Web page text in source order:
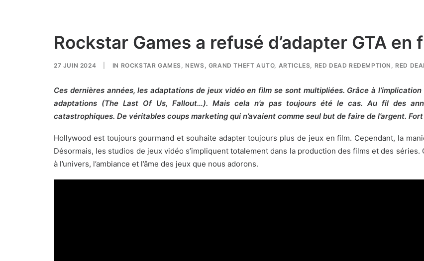
Rockstar Games a refusé d’adapter GTA en
27 JUIN 2024 IN ROCKSTAR GAMES, NEWS, GRAND THEFT AUTO, ARTICLES, RED DEAD REDEMPTION , RED
Ces dernières années, les adaptations de jeux vidéo en film se sont multipliées. Grâce à
adaptations (The Last Of Us, Fallout…). Mais cela n’a pas toujours été le cas. Au fil des
catastrophiques. De véritables coups marketing qui n’avaient comme seul but de faire de l’argent.
Hollywood est toujours gourmand et souhaite adapter toujours plus de jeux en film. Cependant, la
Désormais, les studios de jeux vidéo s’impliquent totalement dans la production des films et des
à l’univers, l’ambiance et l’âme des jeux que nous adorons.